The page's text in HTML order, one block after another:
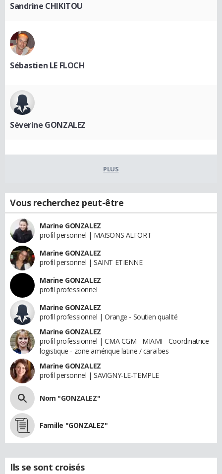
Sandrine CHIKITOU
Sébastien LE FLOCH
Séverine GONZALEZ
PLUS
Vous recherchez peut-être
Marine GONZALEZ
profil personnel | MAISONS ALFORT
Marine GONZALEZ
profil personnel | SAINT ETIENNE
Marine GONZALEZ
profil professionnel
Marine GONZALEZ
profil professionnel | Orange - Soutien qualité
Marine GONZALEZ
profil professionnel | CMA CGM - MIAMI - Coordinatrice
logistique - zone amérique latine / caraïbes
Marine GONZALEZ
profil personnel | SAVIGNY-LE-TEMPLE
Nom "GONZALEZ"
Famille "GONZALEZ"
Ils se sont croisés